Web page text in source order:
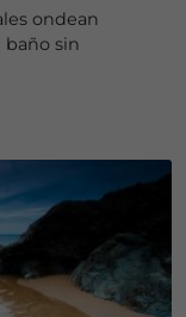
ondean
sin